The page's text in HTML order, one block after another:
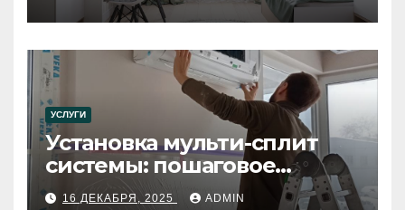
УСЛУГИ
Установка мульти-сплит
системы: пошаговое
руководство
16 ДЕКАБРЯ, 2025 ADMIN